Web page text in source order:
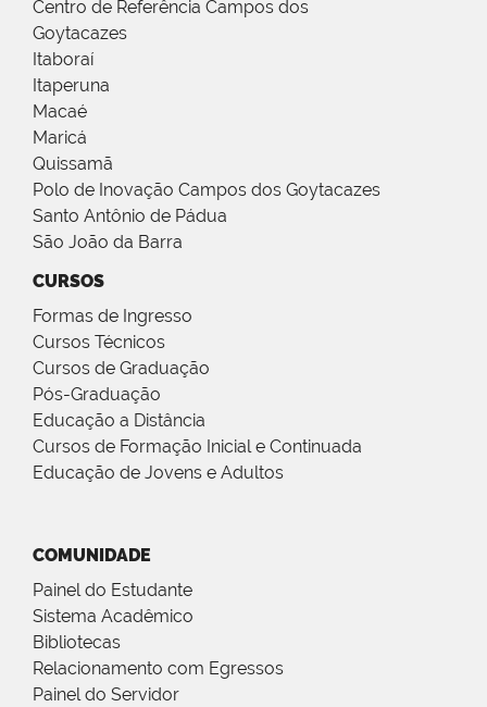
Centro de Referência Campos dos
Goytacazes
Itaboraí
Itaperuna
Macaé
Maricá
Quissamã
Polo de Inovação Campos dos Goytacazes
Santo Antônio de Pádua
São João da Barra
CURSOS
Formas de Ingresso
Cursos Técnicos
Cursos de Graduação
Pós-Graduação
Educação a Distância
Cursos de Formação Inicial e Continuada
Educação de Jovens e Adultos
COMUNIDADE
Painel do Estudante
Sistema Acadêmico
Bibliotecas
Relacionamento com Egressos
Painel do Servidor